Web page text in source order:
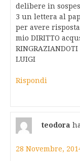
delibere in
3 un lettera al
per avere
mio DIRITTO
RINGRAZIANDOTI
LUIGI
Rispondi
teodora
28 Novembre,